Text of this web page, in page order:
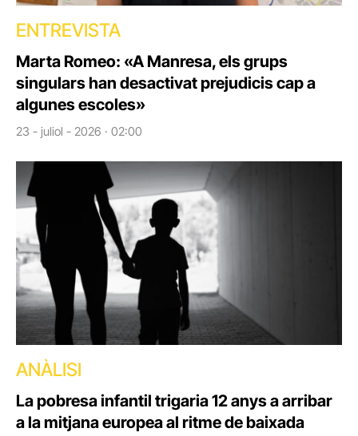
ENTREVISTA
Marta Romeo: «A Manresa, els grups
singulars han desactivat prejudicis cap a
algunes escoles»
23 - juliol - 2026 · 02:00
ANÀLISI
La pobresa infantil trigaria 12 anys a arribar
a la mitjana europea al ritme de baixada